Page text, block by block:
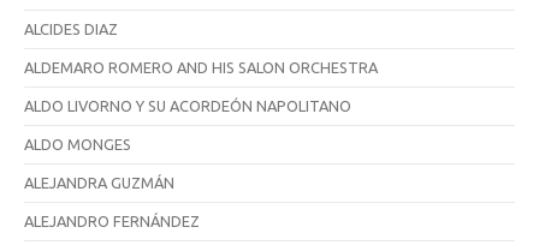
ALCIDES DIAZ
ALDEMARO ROMERO AND HIS SALON ORCHESTRA
ALDO LIVORNO Y SU ACORDEÓN NAPOLITANO
ALDO MONGES
ALEJANDRA GUZMÁN
ALEJANDRO FERNÁNDEZ